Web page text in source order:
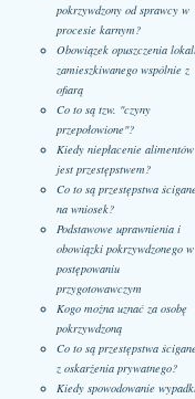
pokrzywdzony od sprawcy w
procesie karnym?
Obowiązek opuszczenia
zamieszkiwanego wspólnie z
ofiarą
Co to są tzw. "czyny
przepołowione"?
Kiedy niepłacenie alimentów
jest przestępstwem?
Co to są przestępstwa
na wniosek?
Podstawowe uprawnienia i
obowiązki pokrzywdzonego w
postępowaniu
przygotowawczym
Kogo można uznać za osobę
pokrzywdzoną
Co to są przestępstwa
z oskarżenia prywatnego?
Kiedy spowodowanie